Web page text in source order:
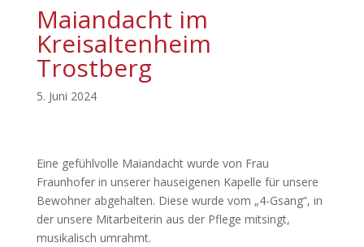
Maiandacht im
Kreisaltenheim
Trostberg
5. Juni 2024
Eine gefühlvolle Maiandacht wurde von Frau
Fraunhofer in unserer hauseigenen Kapelle für unsere
Bewohner abgehalten. Diese wurde vom „4-Gsang“, in
der unsere Mitarbeiterin aus der Pflege mitsingt,
musikalisch umrahmt.